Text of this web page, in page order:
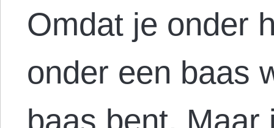
Omdat je onder
onder een baas
baas bent. Maar